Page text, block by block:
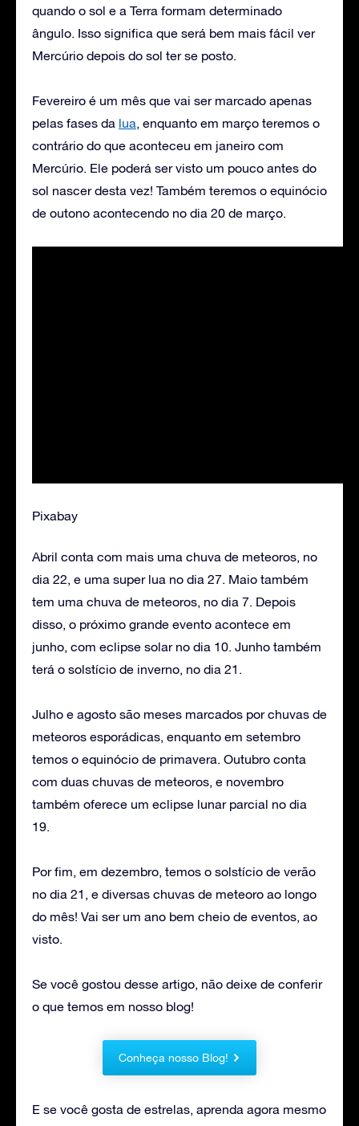
quando o sol e a Terra formam determinado
ângulo. Isso significa que será bem mais fácil ver
Mercúrio depois do sol ter se posto.
Fevereiro é um mês que vai ser marcado apenas
pelas fases da lua, enquanto em março teremos o
contrário do que aconteceu em janeiro com
Mercúrio. Ele poderá ser visto um pouco antes do
sol nascer desta vez! Também teremos o equinócio
de outono acontecendo no dia 20 de março.
Pixabay
Abril conta com mais uma chuva de meteoros, no
dia 22, e uma super lua no dia 27. Maio também
tem uma chuva de meteoros, no dia 7. Depois
disso, o próximo grande evento acontece em
junho, com eclipse solar no dia 10. Junho também
terá o solstício de inverno, no dia 21.
Julho e agosto são meses marcados por chuvas de
meteoros esporádicas, enquanto em setembro
temos o equinócio de primavera. Outubro conta
com duas chuvas de meteoros, e novembro
também oferece um eclipse lunar parcial no dia
19.
Por fim, em dezembro, temos o solstício de verão
no dia 21, e diversas chuvas de meteoro ao longo
do mês! Vai ser um ano bem cheio de eventos, ao
visto.
Se você gostou desse artigo, não deixe de conferir
o que temos em nosso blog!
Conheça nosso Blog!
E se você gosta de estrelas, aprenda agora mesmo